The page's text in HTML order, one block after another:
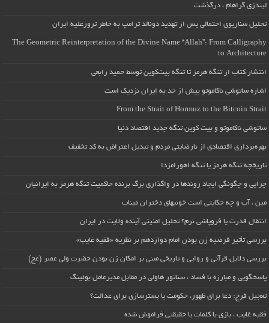
لیندزی گراهام ، درگذشت
تحلیل سناریوی احتمالی پس از تهدید دونالد ترامپ به خاطر ترورعلیه ایران
The Geometric Reinterpretation of the Divine Name “Allah”: From Calligraphy
to Architecture
انتشار کتاب از تنگه هرمز تا تنگه بیت‌کوین توسط حمید رابعی
اشاره ساتوشی ناکاموتو بیش از حد به ایران نزدیک است
From the Strait of Hormuz to the Bitcoin Strait
ساتوشی ناکاموتو و بیت کوین تنگه جدید اقتصاد دنیا
بهره‌برداری اقتصادی از نارضایتی مردم و تبدیل اعتراض به کد تخفیف
تاریخچه تنگه هرمز یا تنگه اهورامزدا
چرایی و چگونگی ایجاد روندها در واگذاری برگ برنده حاکمیت تنگه هرمز به ایرانیان
مین ، آب و چه حکایتی است خونبهای دختران میناب
انتقال قدرت یا فروپاشی نرم؟ تحلیل امنیتی آینده ولایت در ایران
بررسی تأثیر فرضیه زن بودن امام دوازدهم بر نظریه «فقیه غایب»
بررسی دلایل قرآنی و روایی و تاریخی مبنی بر امکان زن بودن حضرت ولی عصر (عج)
پاسخگویی و مبارزه با فساد ، سناتور هاولی در مقابل مدیرعامل بوئینگ
تعجیل فرج: دعا برای ظهور، حکومت یا بسترسازی برای عدالت؟
فقیه غایب ، بازی با کلمات یا حقیقتی فراموش شده